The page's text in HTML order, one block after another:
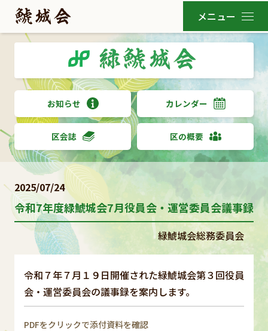
お知らせ カレンダー
区会誌 区の概要
2025/07/24
令和7年度緑鯱城会7月役員会・運営委員会議事録
緑鯱城会総務委員会
令和７年７月１９日開催された緑鯱城会第３回役員
会・運営委員会の議事録を案内します。
PDFをクリックで添付資料を確認